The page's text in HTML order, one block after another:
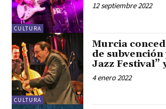
CULTURA
12 septiembre 2022
CULTURA
Murcia
de
Jazz Festival”
4 enero 2022